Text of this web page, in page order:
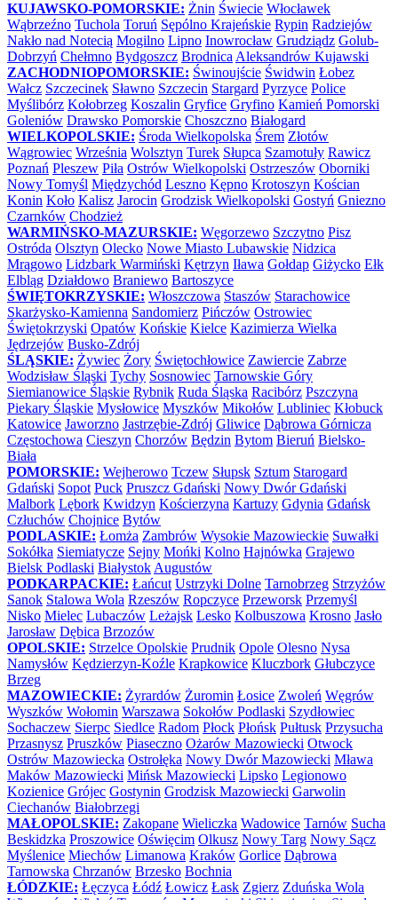
KUJAWSKO-POMORSKIE: Żnin Świecie Włocławek
Wąbrzeźno Tuchola Toruń Sępólno Krajeńskie Rypin Radziejów
Nakło nad Notecią Mogilno Lipno Inowrocław Grudziądz Golub-
Dobrzyń Chełmno Bydgoszcz Brodnica Aleksandrów Kujawski
ZACHODNIOPOMORSKIE: Świnoujście Świdwin Łobez
Wałcz Szczecinek Sławno Szczecin Stargard Pyrzyce Police
Myślibórz Kołobrzeg Koszalin Gryfice Gryfino Kamień Pomorski
Goleniów Drawsko Pomorskie Choszczno Białogard
WIELKOPOLSKIE: Środa Wielkopolska Śrem Złotów
Wągrowiec Września Wolsztyn Turek Słupca Szamotuły Rawicz
Poznań Pleszew Piła Ostrów Wielkopolski Ostrzeszów Oborniki
Nowy Tomyśl Międzychód Leszno Kępno Krotoszyn Kościan
Konin Koło Kalisz Jarocin Grodzisk Wielkopolski Gostyń Gniezno
Czarnków Chodzież
WARMIŃSKO-MAZURSKIE: Węgorzewo Szczytno Pisz
Ostróda Olsztyn Olecko Nowe Miasto Lubawskie Nidzica
Mrągowo Lidzbark Warmiński Kętrzyn Iława Gołdap Giżycko Ełk
Elbląg Działdowo Braniewo Bartoszyce
ŚWIĘTOKRZYSKIE: Włoszczowa Staszów Starachowice
Skarżysko-Kamienna Sandomierz Pińczów Ostrowiec
Świętokrzyski Opatów Końskie Kielce Kazimierza Wielka
Jędrzejów Busko-Zdrój
ŚLĄSKIE: Żywiec Żory Świętochłowice Zawiercie Zabrze
Wodzisław Śląski Tychy Sosnowiec Tarnowskie Góry
Siemianowice Śląskie Rybnik Ruda Śląska Racibórz Pszczyna
Piekary Śląskie Mysłowice Myszków Mikołów Lubliniec Kłobuck
Katowice Jaworzno Jastrzębie-Zdrój Gliwice Dąbrowa Górnicza
Częstochowa Cieszyn Chorzów Będzin Bytom Bieruń Bielsko-
Biała
POMORSKIE: Wejherowo Tczew Słupsk Sztum Starogard
Gdański Sopot Puck Pruszcz Gdański Nowy Dwór Gdański
Malbork Lębork Kwidzyn Kościerzyna Kartuzy Gdynia Gdańsk
Człuchów Chojnice Bytów
PODLASKIE: Łomża Zambrów Wysokie Mazowieckie Suwałki
Sokółka Siemiatycze Sejny Mońki Kolno Hajnówka Grajewo
Bielsk Podlaski Białystok Augustów
PODKARPACKIE: Łańcut Ustrzyki Dolne Tarnobrzeg Strzyżów
Sanok Stalowa Wola Rzeszów Ropczyce Przeworsk Przemyśl
Nisko Mielec Lubaczów Leżajsk Lesko Kolbuszowa Krosno Jasło
Jarosław Dębica Brzozów
OPOLSKIE: Strzelce Opolskie Prudnik Opole Olesno Nysa
Namysłów Kędzierzyn-Koźle Krapkowice Kluczbork Głubczyce
Brzeg
MAZOWIECKIE: Żyrardów Żuromin Łosice Zwoleń Węgrów
Wyszków Wołomin Warszawa Sokołów Podlaski Szydłowiec
Sochaczew Sierpc Siedlce Radom Płock Płońsk Pułtusk Przysucha
Przasnysz Pruszków Piaseczno Ożarów Mazowiecki Otwock
Ostrów Mazowiecka Ostrołęka Nowy Dwór Mazowiecki Mława
Maków Mazowiecki Mińsk Mazowiecki Lipsko Legionowo
Kozienice Grójec Gostynin Grodzisk Mazowiecki Garwolin
Ciechanów Białobrzegi
MAŁOPOLSKIE: Zakopane Wieliczka Wadowice Tarnów Sucha
Beskidzka Proszowice Oświęcim Olkusz Nowy Targ Nowy Sącz
Myślenice Miechów Limanowa Kraków Gorlice Dąbrowa
Tarnowska Chrzanów Brzesko Bochnia
ŁÓDZKIE: Łęczyca Łódź Łowicz Łask Zgierz Zduńska Wola